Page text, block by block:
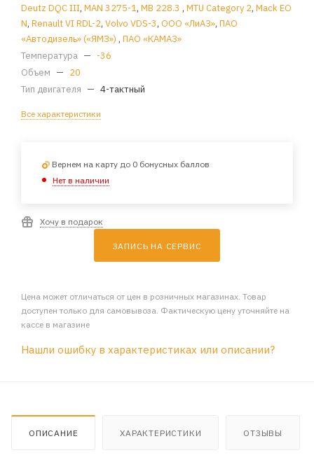
Deutz DQC III, MAN 3275-1, MB 228.3 , MTU Category 2, Mack EO
N, Renault VI RDL-2, Volvo VDS-3, ООО «ЛиАЗ», ПАО
«Автодизель» («ЯМЗ») , ПАО «КАМАЗ»
Температура — -36
Объем — 20
Тип двигателя — 4-тактный
Все характеристики
Вернем на карту до 0 бонусных баллов
Нет в наличии
Хочу в подарок
ЗАПИСЬ НА СЕРВИС
Цена может отличаться от цен в розничных магазинах. Товар
доступен только для самовывоза. Фактическую цену уточняйте на
кассе в магазине
Нашли ошибку в характеристиках или описании?
ОПИСАНИЕ ХАРАКТЕРИСТИКИ ОТЗЫВЫ